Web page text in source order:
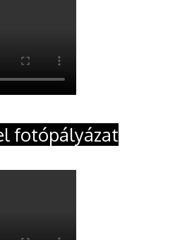
fotópályázat